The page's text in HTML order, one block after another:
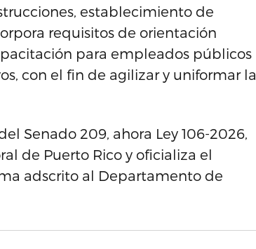
establecimiento de
requisitos de orientación
para empleados públicos
con el fin de agilizar y uniformar la
Senado 209, ahora Ley 106-2026,
de Puerto Rico y oficializa el
adscrito al Departamento de